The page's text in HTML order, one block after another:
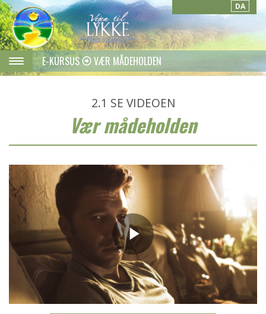
DA
E-KURSUS VÆR MÅDEHOLDEN
2.1 SE VIDEOEN
Vær mådeholden
Play
Video